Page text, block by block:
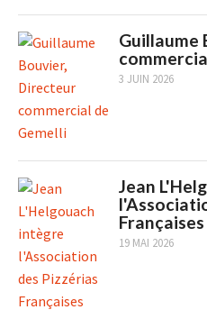
Guillaume
3 JUIN 2026
Jean
Françaises
19 MAI 2026